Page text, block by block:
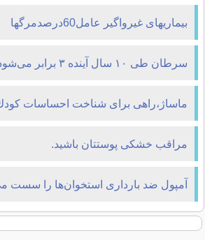
بیماریهای غیرواگیر عامل60درصدمرگها
سرطان طی ۱۰ سال آینده ۳ برابر می‌شود
ماساژ،راهی برای شناخت احساسات
مراقب خشكی پوستتان باشید.
آمپول ضد بارداری استخوان‌ها را سست